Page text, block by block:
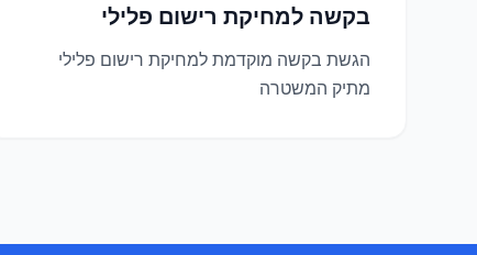
בקשה למחיקת רישום פלילי
הגשת בקשה מוקדמת למחיקת רישום פלילי
מתיק המשטרה